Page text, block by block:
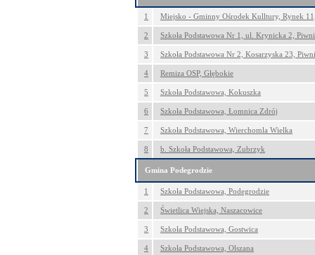
1 Miejsko - Gminny Ośrodek Kulltury, Rynek
2 Szkoła Podstawowa Nr 1, ul. Krynicka 2,
3 Szkoła Podstawowa Nr 2, Kosarzyska 23,
4 Remiza OSP, Głębokie
5 Szkoła Podstawowa, Kokuszka
6 Szkoła Podstawowa, Łomnica Zdrój
7 Szkoła Podstawowa, Wierchomla Wielka
8 b. Szkoła Podstawowa, Zubrzyk
Gmina Podegrodzie
1 Szkoła Podstawowa, Podegrodzie
2 Świetlica Wiejska, Naszacowice
3 Szkoła Podstawowa, Gostwica
4 Szkoła Podstawowa, Olszana